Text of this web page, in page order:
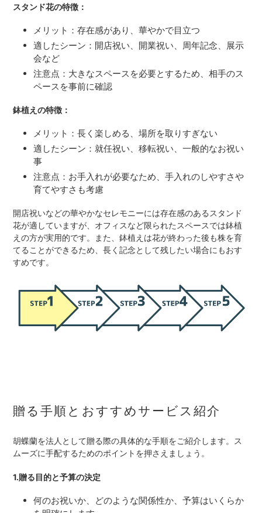
スタンド花の特徴：
メリット：存在感があり、華やかで目立つ
適したシーン：開店祝い、開業祝い、周年記念、展示
会など
注意点：大きなスペースを必要とするため、相手のス
ペースを事前に確認
鉢植えの特徴：
メリット：長く楽しめる、場所を取りすぎない
適したシーン：就任祝い、移転祝い、一般的なお祝い
事
注意点：お手入れが必要なため、手入れのしやすさや
育てやすさも考慮
開店祝いなどの華やかなセレモニーには存在感のあるスタンド
花が適していますが、オフィスなど限られたスペースでは鉢植
えの方が実用的です。また、鉢植えは花が終わった後も株を育
てることができるため、長く記念として残したい場合にもおす
すめです。
贈る手順とおすすめサービス紹介
胡蝶蘭を法人として贈る際の具体的な手順をご紹介します。ス
ムーズに手配するためのポイントを押さえましょう。
1.贈る目的と予算の決定
何のお祝いか、どのような関係性か、予算はいくらか